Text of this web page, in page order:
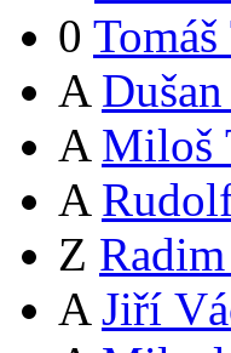
0
A
A Miloš
A
Z
A Jiří